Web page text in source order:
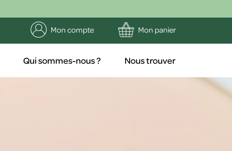
Mon compte Mon panier
Qui sommes-nous ? Nous trouver